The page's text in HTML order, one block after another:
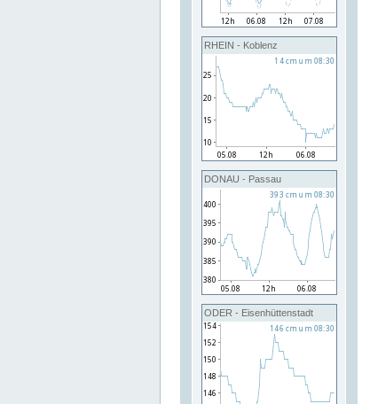
RHEIN - Koblenz
DONAU - Passau
ODER - Eisenhüttenstadt